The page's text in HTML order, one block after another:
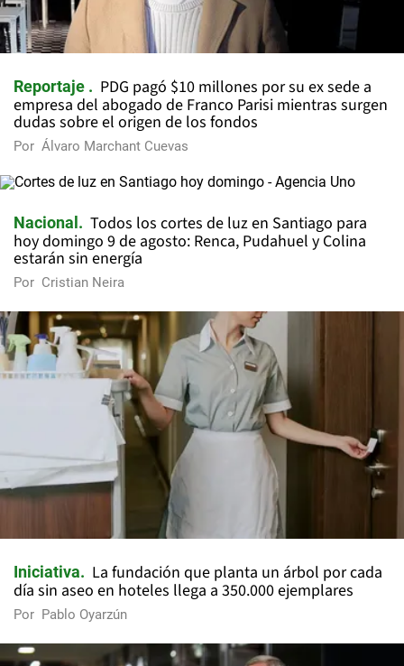
Reportaje
PDG pagó $10 millones por su ex sede a
empresa del abogado de Franco Parisi mientras surgen
dudas sobre el origen de los fondos
Por Álvaro Marchant Cuevas
Nacional
Todos los cortes de luz en Santiago para
hoy domingo 9 de agosto: Renca, Pudahuel y Colina
estarán sin energía
Por Cristian Neira
Iniciativa
La fundación que planta un árbol por cada
día sin aseo en hoteles llega a 350.000 ejemplares
Por Pablo Oyarzún